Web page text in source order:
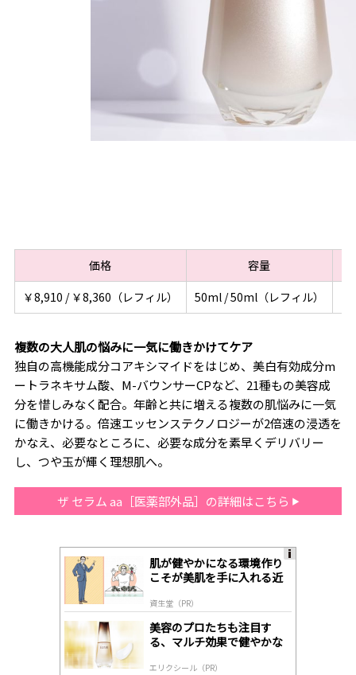
価格 容量
￥8,910 / ￥8,360（レフィル）
50ml / 50ml（レフィル）
複数の大人肌の悩みに一気に働きかけてケア
独自の高機能成分コアキシマイドをはじめ、美白有効成分m
ートラネキサム酸、M-バウンサーCPなど、21種もの美容成
分を惜しみなく配合。年齢と共に増える複数の肌悩みに一気
に働きかける。倍速エッセンステクノロジーが2倍速の浸透を
かなえ、必要なところに、必要な成分を素早くデリバリー
し、つや玉が輝く理想肌へ。
ザ セラム aa［医薬部外品］の詳細はこちら
肌が健やかになる環境作り
こそが美肌を手に入れる近
資生堂（PR）
美容のプロたちも注目す
る、マルチ効果で健やかな
エリクシール（PR）